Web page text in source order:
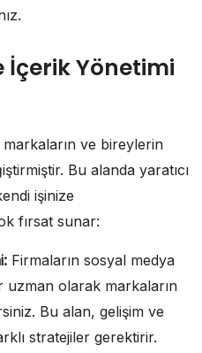
İçerik Yönetimi
ve bireylerin
Bu alanda yaratıcı
işinize
fırsat sunar:
Firmaların sosyal medya
uzman olarak markaların
Bu alan, gelişim ve
stratejiler gerektirir.